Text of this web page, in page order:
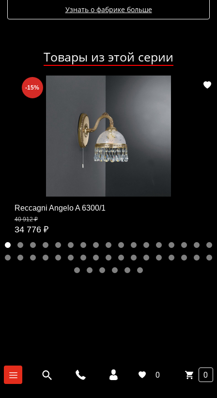
Узнать о фабрике больше
Товары из этой серии
-15%
Reccagni Angelo A 6300/1
40 912 ₽
34 776 ₽
0 0